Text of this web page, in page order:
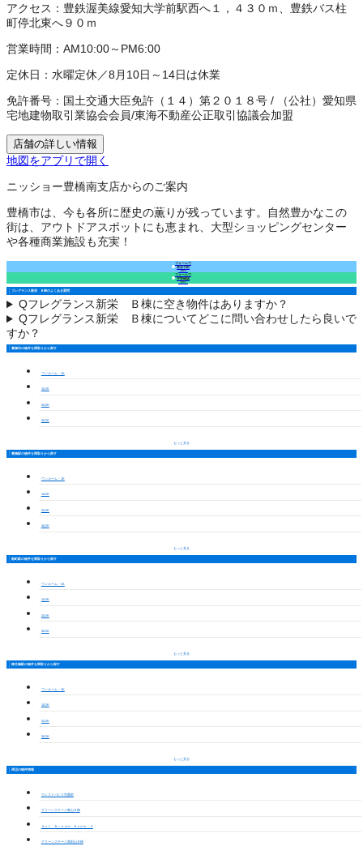
アクセス： 豊鉄渥美線愛知大学前駅西へ１，４３０ｍ、豊鉄バス柱
町停北東へ９０ｍ
営業時間： AM10:00～PM6:00
定休日： 水曜定休／8月10日～14日は休業
免許番号： 国土交通大臣免許（１４）第２０１８号 /
（公社）愛知県
宅地建物取引業協会会員/東海不動産公正取引協議会加盟
店舗の詳しい情報
地図をアプリで開く
ニッショー豊橋南支店からのご案内
豊橋市は、今も各所に歴史の薫りが残っています。自然豊かなこの
街は、アウトドアスポットにも恵まれ、大型ショッピングセンター
や各種商業施設も充実！
フォームで
来店予約
（無料）
フォームで
空室確認
（無料）
フレグランス新栄 Ｂ棟のよくある質問
Qフレグランス新栄 Ｂ棟に空き物件はありますか？
Qフレグランス新栄 Ｂ棟についてどこに問い合わせしたら良いで
すか？
豊橋市の物件を間取りから探す
ワンルーム・1K
1LDK
2LDK
3LDK
もっと見る
豊橋駅の物件を間取りから探す
ワンルーム・1K
1LDK
2LDK
3LDK
もっと見る
船町駅の物件を間取りから探す
ワンルーム・1K
1LDK
2LDK
3LDK
もっと見る
柳生橋駅の物件を間取りから探す
ワンルーム・1K
1LDK
2LDK
3LDK
もっと見る
周辺の物件情報
クレストパレス学園前
グリーンステージ東山Ｄ棟
Ａｃｔ Ｄｒｅａｍ Ｈｏｍｅ Ⅱ
グリーンステージ高田山Ｂ棟